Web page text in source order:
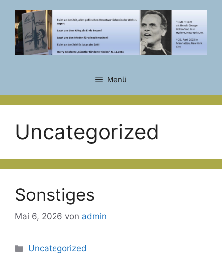
Inhalt
springen
Menü
Uncategorized
Sonstiges
Mai 6, 2026 von admin
Kategorien
Uncategorized